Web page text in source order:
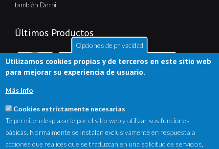
también Derbi.
Últimos Productos
Opciones de privacidad
Utilizamos cookies propias y de terceros en este sitio web
para mejorar su experiencia de usuario.
Más info
Cookies estrictamente necesarias
Te permiten desplazarte por el sitio web y utilizar sus funciones
básicas. Normalmente se instalan exclusivamente en respuesta a
acciones que realices que se traduzcan en una solicitud de servicios,